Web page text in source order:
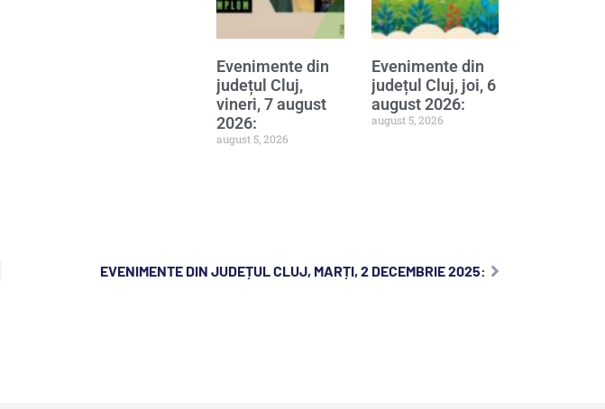
Evenimente din
județul Cluj,
vineri, 7 august
2026:
august 5, 2026
Evenimente din
județul Cluj, joi, 6
august 2026:
august 5, 2026
EVENIMENTE DIN JUDEȚUL CLUJ, MARȚI, 2 DECEMBRIE 2025: